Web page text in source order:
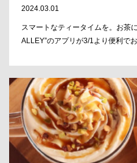
2024.03.01
スマートなティータイムを。お茶
ALLEY”のアプリが3/1より便利で